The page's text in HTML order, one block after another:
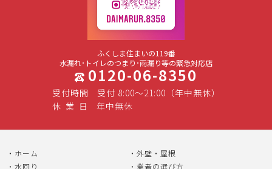
ふくしま住まいの119番
水漏れ･トイレのつまり･雨漏り等の緊急対応店
0120-06-8350
受付時間
受付 8:00～21:00（年中無休）
休 業 日 年中無休
ホーム
外壁・屋根
水回り
業者の選び方